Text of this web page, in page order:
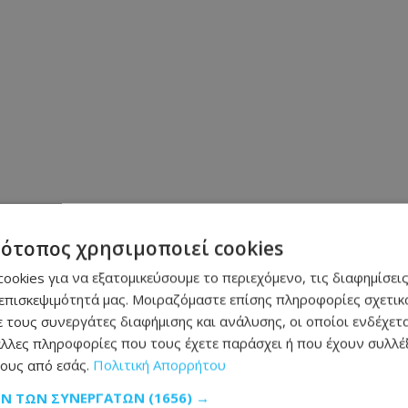
Μοιράσου αυτό το άρθρο
χρησιμοποιεί cookies
για να εξατομικεύσουμε το περιεχόμενο, τις
μας. Μοιραζόμαστε επίσης πληροφορίες
συνεργάτες διαφήμισης και ανάλυσης, οι οποίοι
πληροφορίες που τους έχετε παράσχει ή που έχουν
από εσάς. Πολιτική Απορρήτου
ΤΩΝ ΣΥΝΕΡΓΑΤΏΝ (1656) →